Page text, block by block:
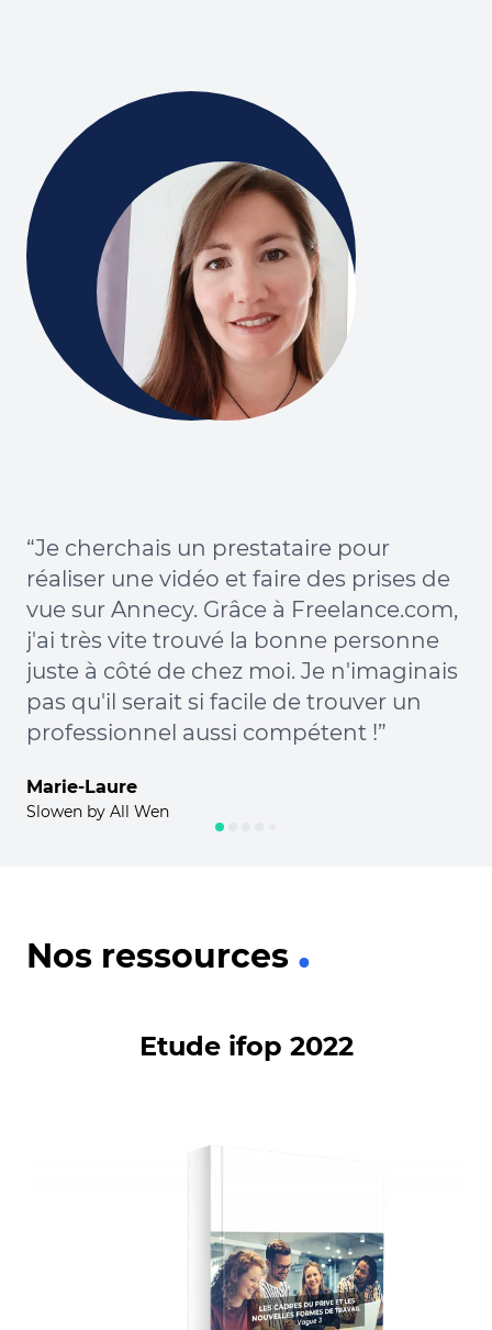
“Je cherchais un prestataire pour
réaliser une vidéo et faire des prises de
vue sur Annecy. Grâce à Freelance.com,
j'ai très vite trouvé la bonne personne
juste à côté de chez moi. Je n'imaginais
pas qu'il serait si facile de trouver un
professionnel aussi compétent !”
Marie-Laure
Slowen by All Wen
Nos ressources
Etude ifop 2022